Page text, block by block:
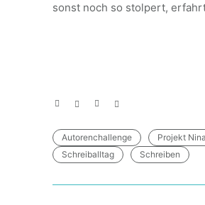
sonst noch so stolpert,
Autorenchallenge
Projekt Nina
Schreiballtag
Schreiben